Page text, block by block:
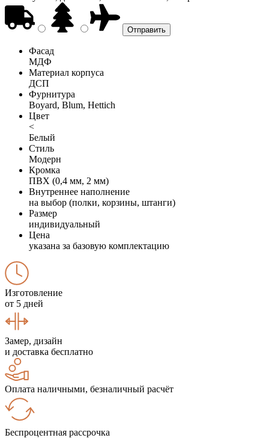
Фасад
МДФ
Материал корпуса
ДСП
Фурнитура
Boyard, Blum, Hettich
Цвет
<
Белый
Стиль
Модерн
Кромка
ПВХ (0,4 мм, 2 мм)
Внутреннее наполнение
на выбор (полки, корзины, штанги)
Размер
индивидуальный
Цена
указана за базовую комплектацию
Изготовление
от 5 дней
Замер, дизайн
и доставка бесплатно
Оплата наличными, безналичный расчёт
Беспроцентная рассрочка